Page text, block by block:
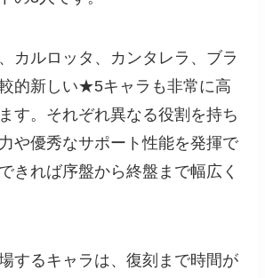
カルロッタ、カンタレラ、ブラ
的新しい★5キャラも非常に高
す。それぞれ異なる役割を持ち
や優秀なサポート性能を発揮で
きれば序盤から終盤まで幅広く
するキャラは、復刻まで時間が